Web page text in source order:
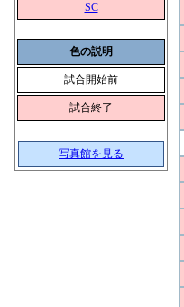
SC
色の説明
試合開始前
試合終了
写真館を見る